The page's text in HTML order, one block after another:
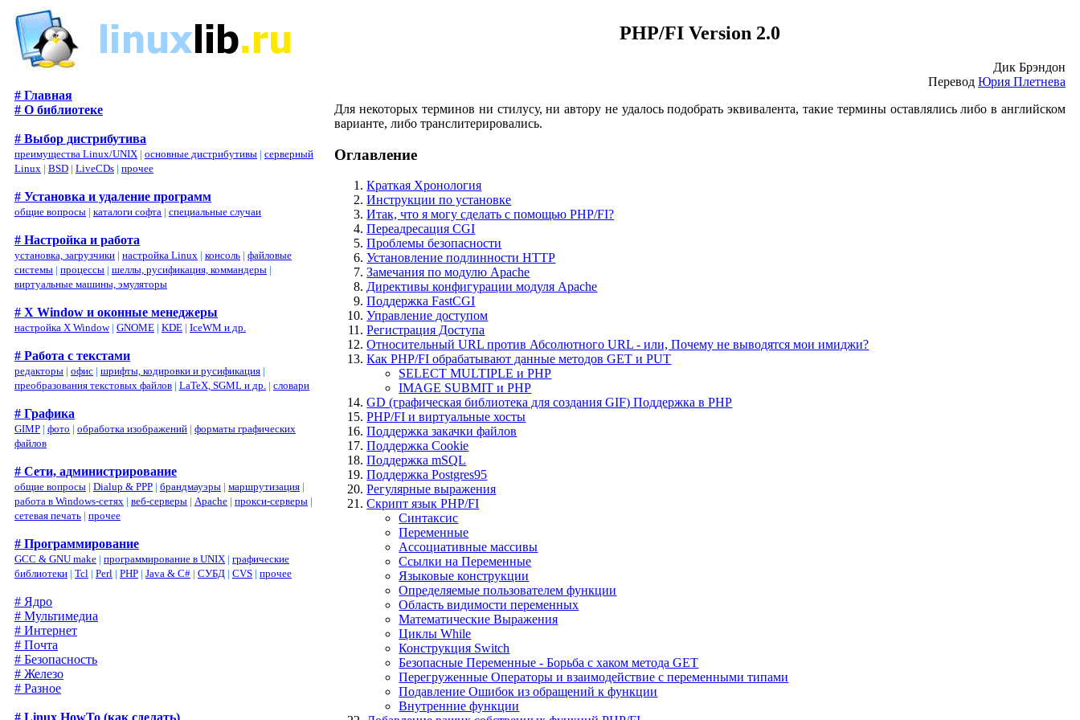
# Главная
# О библиотеке
# Выбор дистрибутива
преимущества Linux/UNIX | основные дистрибутивы | серверный
Linux | BSD | LiveCDs | прочее
# Установка и удаление программ
общие вопросы | каталоги софта | специальные случаи
# Настройка и работа
установка, загрузчики | настройка Linux | консоль | файловые
системы | процессы | шеллы, русификация, коммандеры |
виртуальные машины, эмуляторы
# X Window и оконные менеджеры
настройка X Window| GNOME | KDE | IceWM и др.
# Работа с текстами
редакторы | офис | шрифты, кодировки и русификация |
преобразования текстовых файлов | LaTeX, SGML и др. | словари
# Графика
GIMP | фото | обработка изображений | форматы графических
файлов
# Сети, администрирование
общие вопросы | Dialup & PPP | брандмауэры | маршрутизация |
работа в Windows-сетях | веб-серверы | Apache | прокси-серверы |
сетевая печать | прочее
# Программирование
GCC & GNU make | программирование в UNIX | графические
библиотеки | Tcl | Perl | PHP | Java & C# | СУБД | CVS | прочее
# Ядро
# Мультимедиа
# Интернет
# Почта
# Безопасность
# Железо
# Разное
# Linux HowTo (как сделать)
PHP/FI Version 2.0
Дик Брэндон
Перевод Юрия Плетнева
Для некоторых терминов ни стилусу, ни автору не удалось подобрать эквивалента, такие термины оставлялись либо в английском
варианте, либо транслитерировались.
Оглавление
Краткая Хронология
Инструкции по установке
Итак, что я могу сделать с помощью PHP/FI?
Переадресация CGI
Проблемы безопасности
Установление подлинности HTTP
Замечания по модулю Apache
Директивы конфигурации модуля Apache
Поддержка FastCGI
Управление доступом
Регистрация Доступа
Относительный URL против Абсолютного URL - или, Почему не выводятся мои имиджи?
Как PHP/FI обрабатывают данные методов GET и PUT
SELECT MULTIPLE и PHP
IMAGE SUBMIT и PHP
GD (графическая библиотека для создания GIF) Поддержка в PHP
PHP/FI и виртуальные хосты
Поддержка закачки файлов
Поддержка Cookie
Поддержка mSQL
Поддержка Postgres95
Регулярные выражения
Скрипт язык PHP/FI
Синтаксис
Переменные
Ассоциативные массивы
Ссылки на Переменные
Языковые конструкции
Определяемые пользователем функции
Область видимости переменных
Математические Выражения
Циклы While
Конструкция Switch
Безопасные Переменные - Борьба с хаком метода GET
Перегруженные Операторы и взаимодействие с переменными типами
Подавление Ошибок из обращений к функции
Внутренние функции